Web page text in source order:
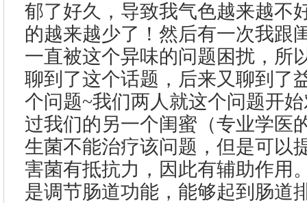
郁了好久，导致我气色越来越不
的越来越少了！然后有一次我跟
一直被这个异味的问题困扰，所
聊到了这个话题，后来又聊到了
个问题~我们两人就这个问题开
过我们的另一个闺蜜（专业学医
生菌不能治疗该问题，但是可以
害菌有抵抗力，因此有辅助作用
是调节肠道功能，能够起到肠道